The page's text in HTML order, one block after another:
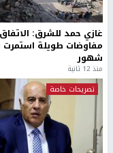
غازي حمد للشرق:
مفاوضات طويلة
شهور
منذ 12 ثانية
تصريحات خاصة